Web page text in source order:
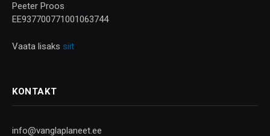
Peeter Proos
EE937700771001063744
Vaata lisaks siit
KONTAKT
info@vanglaplaneet.ee